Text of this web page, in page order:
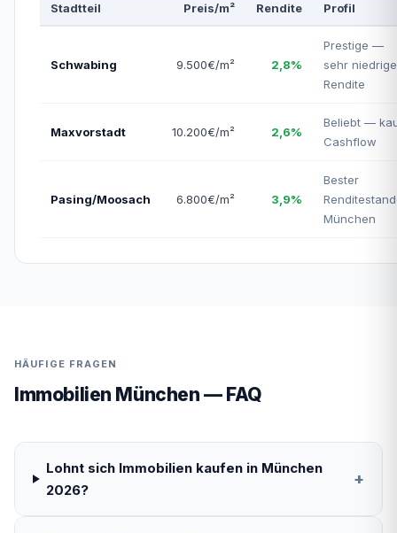
Stadtteil Preis/m² Rendite Profil
Schwabing 9.500€/m² 2,8%
Prestige —
sehr niedrige
Rendite
Maxvorstadt 10.200€/m² 2,6%
Beliebt —
Cashflow
Pasing/Moosach 6.800€/m² 3,9%
Bester
München
HÄUFIGE FRAGEN
Immobilien München — FAQ
Lohnt sich Immobilien kaufen in München
2026?
+